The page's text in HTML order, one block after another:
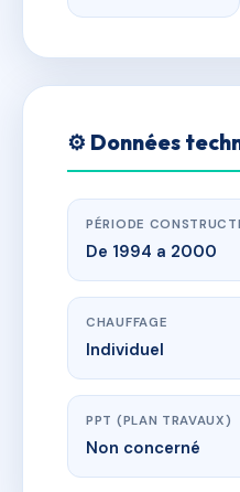
⚙️ Données
PÉRIODE
De 1994 a 2000
CHAUFFAGE
Individuel
PPT (PLAN TRAVAUX)
Non concerné